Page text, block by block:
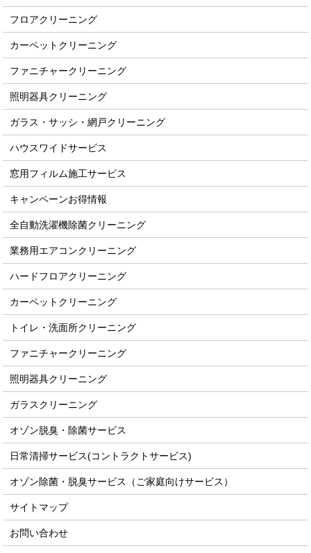
フロアクリーニング
カーペットクリーニング
ファニチャークリーニング
照明器具クリーニング
ガラス・サッシ・網戸クリーニング
ハウスワイドサービス
窓用フィルム施工サービス
キャンペーンお得情報
全自動洗濯機除菌クリーニング
業務用エアコンクリーニング
ハードフロアクリーニング
カーペットクリーニング
トイレ・洗面所クリーニング
ファニチャークリーニング
照明器具クリーニング
ガラスクリーニング
オゾン脱臭・除菌サービス
日常清掃サービス(コントラクトサービス)
オゾン除菌・脱臭サービス（ご家庭向けサービス）
サイトマップ
お問い合わせ